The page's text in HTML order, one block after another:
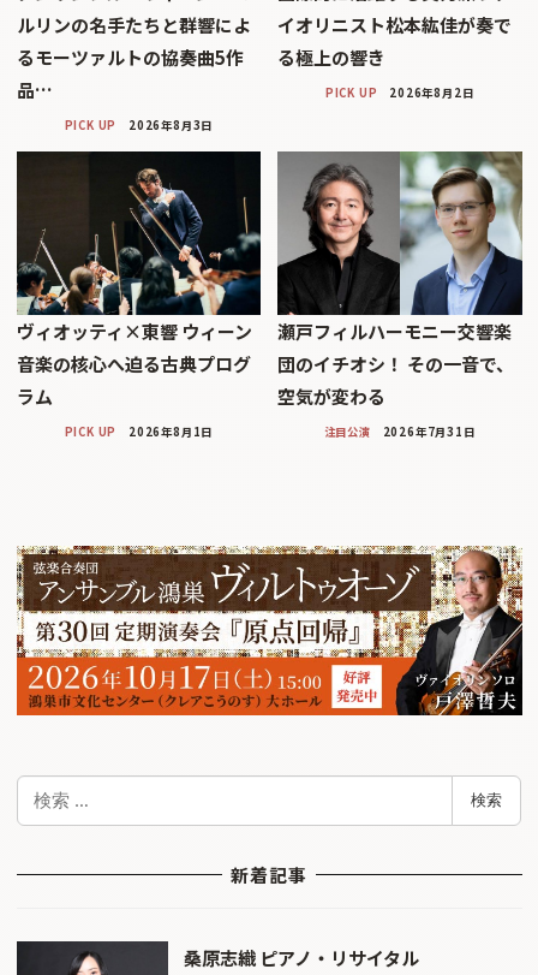
ルリンの名手たちと群響によ
るモーツァルトの協奏曲5作
品…
PICK UP 2026年8月3日
イオリニスト松本紘佳が奏で
る極上の響き
PICK UP 2026年8月2日
ヴィオッティ×東響 ウィーン
音楽の核心へ迫る古典プログ
ラム
PICK UP 2026年8月1日
瀬戸フィルハーモニー交響楽
団のイチオシ！ その一音で、
空気が変わる
注目公演 2026年7月31日
検
検索
新着記事
桑原志織 ピアノ・リサイタル